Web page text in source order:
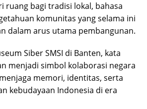
ruang bagi tradisi lokal, bahasa
komunitas yang selama ini
dalam arus utama pembangunan.
Siber SMSI di Banten, kata
menjadi simbol kolaborasi negara
memori, identitas, serta
kebudayaan Indonesia di era